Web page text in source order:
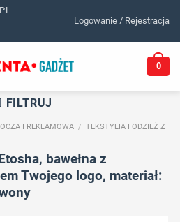
Logowanie / Rejestracja
0
FILTRUJ
I REKLAMOWA / TEKSTYLIA I ODZIEŻ Z
bawełna z
Twojego logo, materiał: